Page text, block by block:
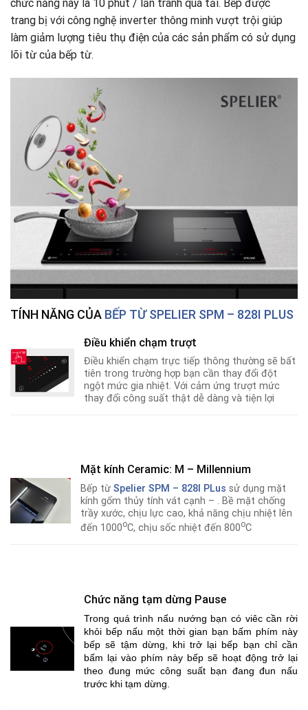
chức năng này là 10 phút / lần tránh quá tải. Bếp được
trang bị với công nghệ inverter thông minh vượt trội giúp
làm giảm lượng tiêu thụ điện của các sản phẩm có sử dụng
lõi từ của bếp từ.
TÍNH NĂNG CỦA BẾP TỪ SPELIER SPM – 828I PLUS
Điều khiển chạm trượt
Điều khiển chạm trực tiếp thông thường sẽ bất
tiên trong trường hợp bạn cần thay đổi đột
ngột mức gia nhiệt. Với cảm ứng trượt mức
thay đổi công suất thật dễ dàng và tiện lợi
Mặt kính Ceramic: M – Millennium
Bếp từSpelier SPM – 828I PLus sử dụng mặt
kính gốm thủy tính vát cạnh – . Bề mặt chống
trầy xước, chịu lực cao, khả năng chịu nhiệt lên
đến 1000oC, chịu sốc nhiệt đến 800oC
Chức năng tạm dừng Pause
Trong quá trình nấu nướng bạn có viêc cần rời
khỏi bếp nấu một thời gian bạn bấm phím này
bếp sẽ tậm dừng, khi trở lại bếp bạn chỉ cần
bấm lại vào phím này bếp sẽ hoạt động trở lại
theo đung mức công suất bạn đang đun nấu
trước khi tạm dừng.